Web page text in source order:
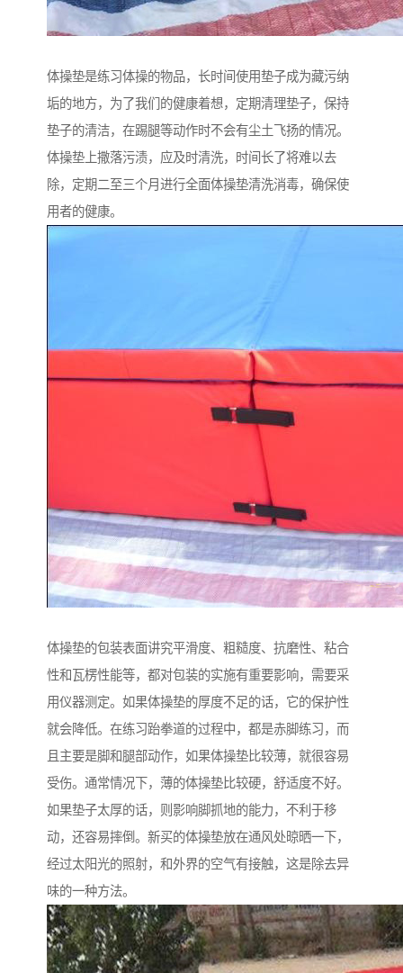
体操垫是练习体操的物品，长时间使用垫子成为藏污纳
垢的地方，为了我们的健康着想，定期清理垫子，保持
垫子的清洁，在踢腿等动作时不会有尘土飞扬的情况。
体操垫上撒落污渍，应及时清洗，时间长了将难以去
除，定期二至三个月进行全面体操垫清洗消毒，确保使
用者的健康。
体操垫的包装表面讲究平滑度、粗糙度、抗磨性、粘合
性和瓦楞性能等，都对包装的实施有重要影响，需要采
用仪器测定。如果体操垫的厚度不足的话，它的保护性
就会降低。在练习跆拳道的过程中，都是赤脚练习，而
且主要是脚和腿部动作，如果体操垫比较薄，就很容易
受伤。通常情况下，薄的体操垫比较硬，舒适度不好。
如果垫子太厚的话，则影响脚抓地的能力，不利于移
动，还容易摔倒。新买的体操垫放在通风处晾晒一下，
经过太阳光的照射，和外界的空气有接触，这是除去异
味的一种方法。